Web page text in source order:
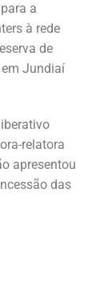
a
à rede
de
Jundiaí
relatora
apresentou
das